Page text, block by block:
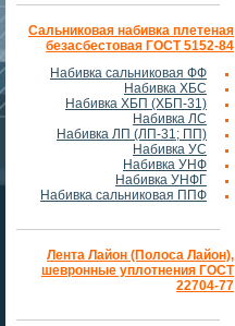
Сальниковая набивка плетеная
безасбестовая ГОСТ 5152-84
Набивка сальниковая ФФ
Набивка ХБС
Набивка ХБП (ХБП-31)
Набивка ЛС
Набивка ЛП (ЛП-31; ПП)
Набивка УС
Набивка УНФ
Набивка УНФГ
Набивка сальниковая ППФ
Лента Лайон (Полоса Лайон),
шевронные уплотнения ГОСТ
22704-77